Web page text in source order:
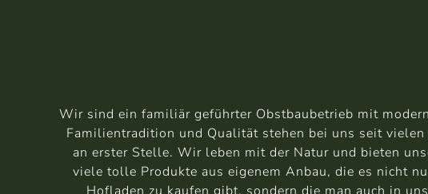
Wir sind ein familiär geführter Obstbaubetrieb mit
Familientradition und Qualität stehen bei uns seit vielen
an erster Stelle. Wir leben mit der Natur und bieten
viele tolle Produkte aus eigenem Anbau, die es nicht